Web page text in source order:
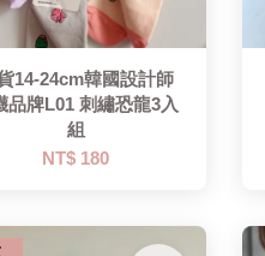
14-24cm韓國設計師
品牌L01 刺繡恐龍3入
組
NT$ 180